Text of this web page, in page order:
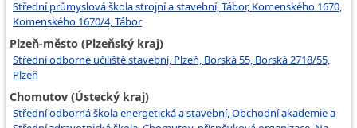
Střední průmyslová škola strojní a stavební, Tábor, Komenského 1670,
Komenského 1670/4, Tábor
Plzeň-město (Plzeňský kraj)
Střední odborné učiliště stavební, Plzeň, Borská 55, Borská 2718/55,
Plzeň
Chomutov (Ústecký kraj)
Střední odborná škola energetická a stavební, Obchodní akademie a